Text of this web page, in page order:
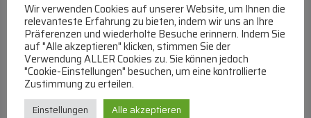
aufnehmen
(MO-DO 8-17, FR 8-15 Uhr,+43 1 267 67 60)
Bei uns können Sie bezahlen per:
Überweisung
PayPal
MasterCard
Wir verwenden Cookies auf unserer Website, um Ihnen die
relevanteste Erfahrung zu bieten, indem wir uns an Ihre
Präferenzen und wiederholte Besuche erinnern. Indem Sie
auf "Alle akzeptieren" klicken, stimmen Sie der
Verwendung ALLER Cookies zu. Sie können jedoch
"Cookie-Einstellungen" besuchen, um eine kontrollierte
Zustimmung zu erteilen.
Einstellungen Alle akzeptieren